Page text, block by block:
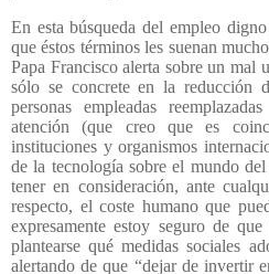
En esta búsqueda del empleo
que éstos términos les suenan
Papa Francisco alerta sobre un mal
sólo se concrete en la reducción
personas empleadas
atención (que creo que es
instituciones y organismos
de la tecnología sobre el mundo
tener en consideración, ante
respecto, el coste humano que
expresamente estoy seguro de
plantearse qué medidas sociales
alertando de que “dejar de invertir